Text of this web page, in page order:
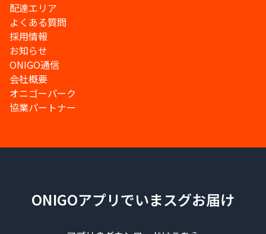
配達エリア
よくある質問
採用情報
お知らせ
ONIGO通信
会社概要
オニゴーパーク
協業パートナー
ONIGOアプリでいまスグお届け